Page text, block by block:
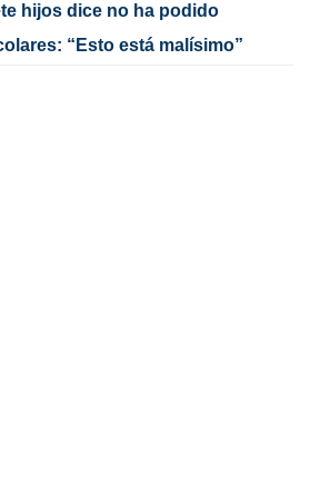
hijos dice no ha podido
“Esto está malísimo”